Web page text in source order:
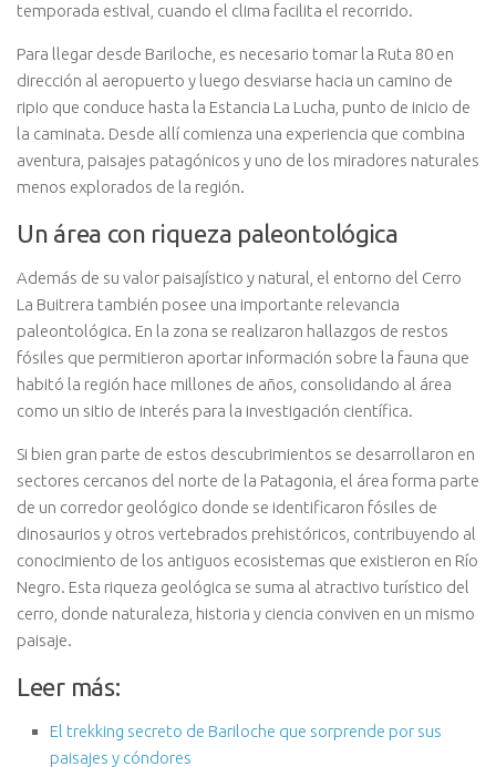
temporada estival, cuando el clima facilita el recorrido.
Para llegar desde Bariloche, es necesario tomar la Ruta 80 en
dirección al aeropuerto y luego desviarse hacia un camino de
ripio que conduce hasta la Estancia La Lucha, punto de inicio de
la caminata. Desde allí comienza una experiencia que combina
aventura, paisajes patagónicos y uno de los miradores naturales
menos explorados de la región.
Un área con riqueza paleontológica
Además de su valor paisajístico y natural, el entorno del Cerro
La Buitrera también posee una importante relevancia
paleontológica. En la zona se realizaron hallazgos de restos
fósiles que permitieron aportar información sobre la fauna que
habitó la región hace millones de años, consolidando al área
como un sitio de interés para la investigación científica.
Si bien gran parte de estos descubrimientos se desarrollaron en
sectores cercanos del norte de la Patagonia, el área forma parte
de un corredor geológico donde se identificaron fósiles de
dinosaurios y otros vertebrados prehistóricos, contribuyendo al
conocimiento de los antiguos ecosistemas que existieron en Río
Negro. Esta riqueza geológica se suma al atractivo turístico del
cerro, donde naturaleza, historia y ciencia conviven en un mismo
paisaje.
Leer más:
El trekking secreto de Bariloche que sorprende por sus
paisajes y cóndores